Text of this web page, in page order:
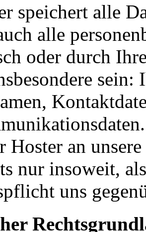
speichert alle
alle
oder durch
sein:
Hoster an
nur insoweit,
uns